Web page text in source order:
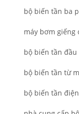
bộ biến tần ba
máy bơm giếng
bộ biến tần
bộ biến tần từ
bộ biến tần